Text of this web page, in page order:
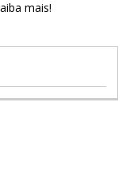
mais!